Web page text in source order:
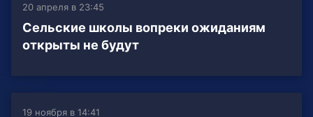
20 апреля в 23:45
Сельские школы вопреки ожиданиям
открыты не будут
19 ноября в 14:41